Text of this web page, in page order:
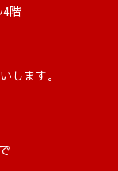
階
します。